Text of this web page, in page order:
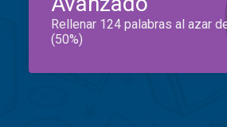
Rellenar 124 palabras al azar
(50%)